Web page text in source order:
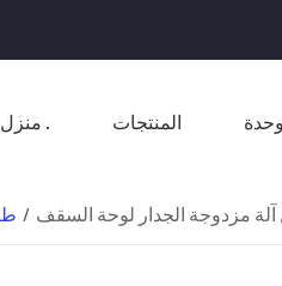
منزل . المنتجات وحدة
مزدوجة الجدار لوحة السقف